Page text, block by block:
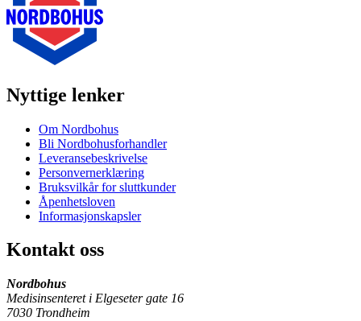
Nyttige lenker
Om Nordbohus
Bli Nordbohusforhandler
Leveransebeskrivelse
Personvernerklæring
Bruksvilkår for sluttkunder
Åpenhetsloven
Informasjonskapsler
Kontakt oss
Nordbohus
Medisinsenteret i Elgeseter gate 16
7030 Trondheim